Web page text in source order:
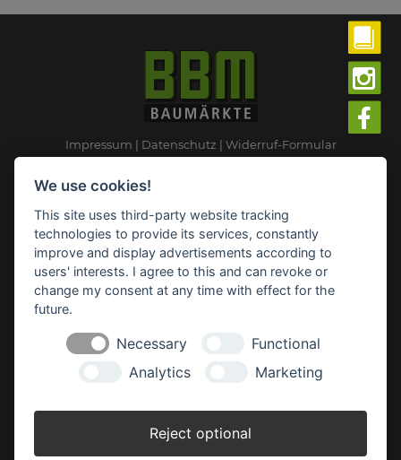
Impressum Datenschutz Widerruf-Formular
Cookie-Einstellungen ändern
BBM Baumarkt Ganderkesee
Rudolf-Diesel-Straße 2
27777 Ganderkesee
Telefon: 04222 94 41 0
8.00 - 19.00 Uhr
We use cookies!
This site uses third-party website tracking
technologies to provide its services, constantly
improve and display advertisements according to
users' interests. I agree to this and can revoke or
change my consent at any time with effect for the
future.
Necessary
Functional
Analytics
Marketing
Reject optional